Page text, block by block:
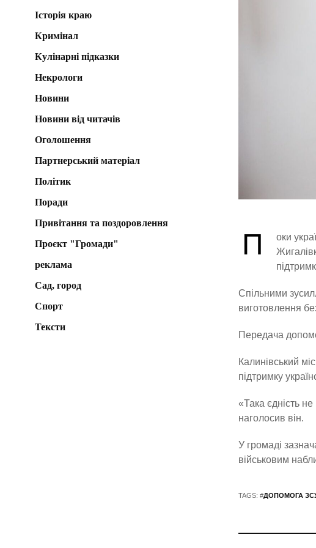
П
оки
Спільними
виготовлення
Передача
Калинівський
підтримку
«Така єдність
наголосив він.
У громаді
військовим
TAGS: #ДОПОМОГА
Історія краю
Кримінал
Кулінарні підказки
Некрологи
Новини
Новини від читачів
Оголошення
Партнерський матеріал
Політик
Поради
Привітання та поздоровлення
Проєкт "Громади"
реклама
Сад, город
Спорт
Тексти